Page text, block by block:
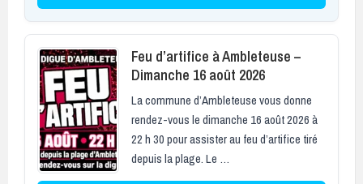
Feu d’artifice à Ambleteuse –
Dimanche 16 août 2026
La commune d’Ambleteuse vous donne
rendez-vous le dimanche 16 août 2026 à
22 h 30 pour assister au feu d’artifice tiré
depuis la plage. Le …